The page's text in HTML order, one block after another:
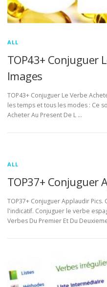
ALL
TOP43+ Conjuguer
Images
TOP43+ Conjuguer Le Verbe
les temps et tous les modes : Ce
Acheter Au Present De L …
ALL
TOP37+ Conjuguer
TOP37+ Conjuguer Applaudir
l'indicatif. Conjuguer le verbe
Verbes Du Premier Et Du